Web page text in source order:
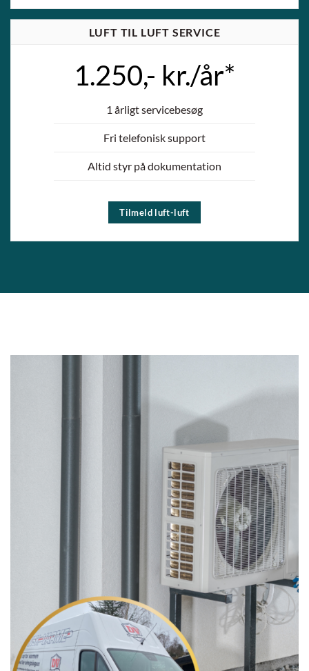
LUFT TIL LUFT SERVICE
1.250,- kr./år*
1 årligt servicebesøg
Fri telefonisk support
Altid styr på dokumentation
Tilmeld luft-luft